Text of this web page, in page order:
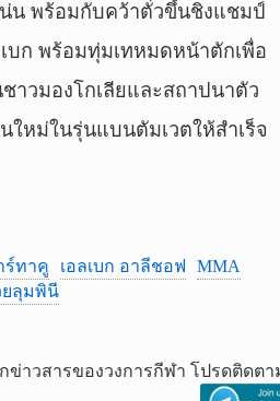
น่น พร้อมกับคว้าตั๋วขึ้นชิงแชมป์
บก พร้อมทุ่มเทหมดหน้าตักเพื่อ
าวมองโกเลียและสถาปนาตัว
ใหม่ในรุ่นแบนตัมเวตให้สำเร็จ
ร์ทาคู เอลเบก อาลีชอฟ
MMA
ยลุมพินี
าวสารของวงการกีฬา โปรดติดตา